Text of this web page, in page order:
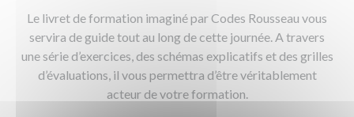
Le livret de formation imaginé par Codes Rousseau vous
servira de guide tout au long de cette journée. A travers
une série d’exercices, des schémas explicatifs et des grilles
d’évaluations, il vous permettra d’être véritablement
acteur de votre formation.